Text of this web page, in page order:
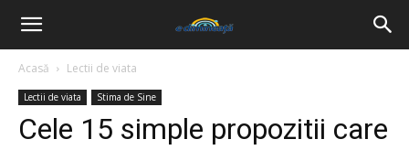
Acasă Lectii de viata
Lectii de viata Stima de Sine
Cele 15 simple propozitii care